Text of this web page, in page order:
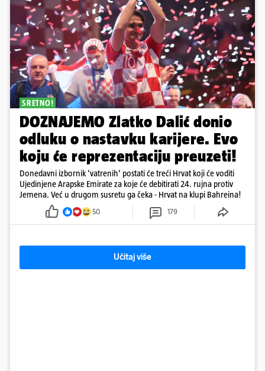
SRETNO!
DOZNAJEMO Zlatko Dalić donio
odluku o nastavku karijere. Evo
koju će reprezentaciju preuzeti!
Donedavni izbornik 'vatrenih' postati će treći Hrvat koji će voditi
Ujedinjene Arapske Emirate za koje će debitirati 24. rujna protiv
Jemena. Već u drugom susretu ga čeka - Hrvat na klupi Bahreina!
50 179
Učitaj više